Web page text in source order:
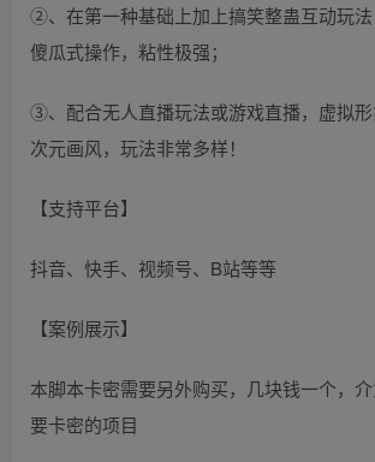
②、在第一种基础上加上搞笑整蛊互动玩法
傻瓜式操作，粘性极强；
③、配合无人直播玩法或游戏直播，虚拟
次元画风，玩法非常多样！
【支持平台】
抖音、快手、视频号、B站等等
【案例展示】
本脚本卡密需要另外购买，几块钱一个，
要卡密的项目